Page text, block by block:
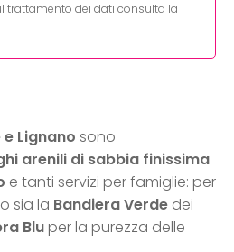
trattamento dei dati consulta la
Lignano sono
arenili di sabbia finissima
e tanti servizi per famiglie: per
sia la Bandiera Verde dei
Bluper la purezza delle